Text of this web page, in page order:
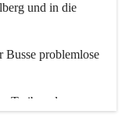
und in die
Busse problemlose
Treiben der